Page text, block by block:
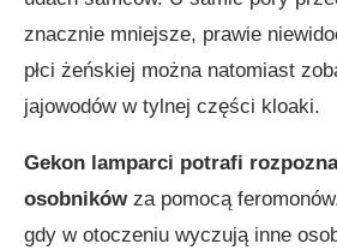
znacznie mniejsze, prawie
płci żeńskiej można natomiast
jajowodów w tylnej części kloaki.
Gekon lamparci potrafi
osobnikówza pomocą
gdy w otoczeniu wyczują inne